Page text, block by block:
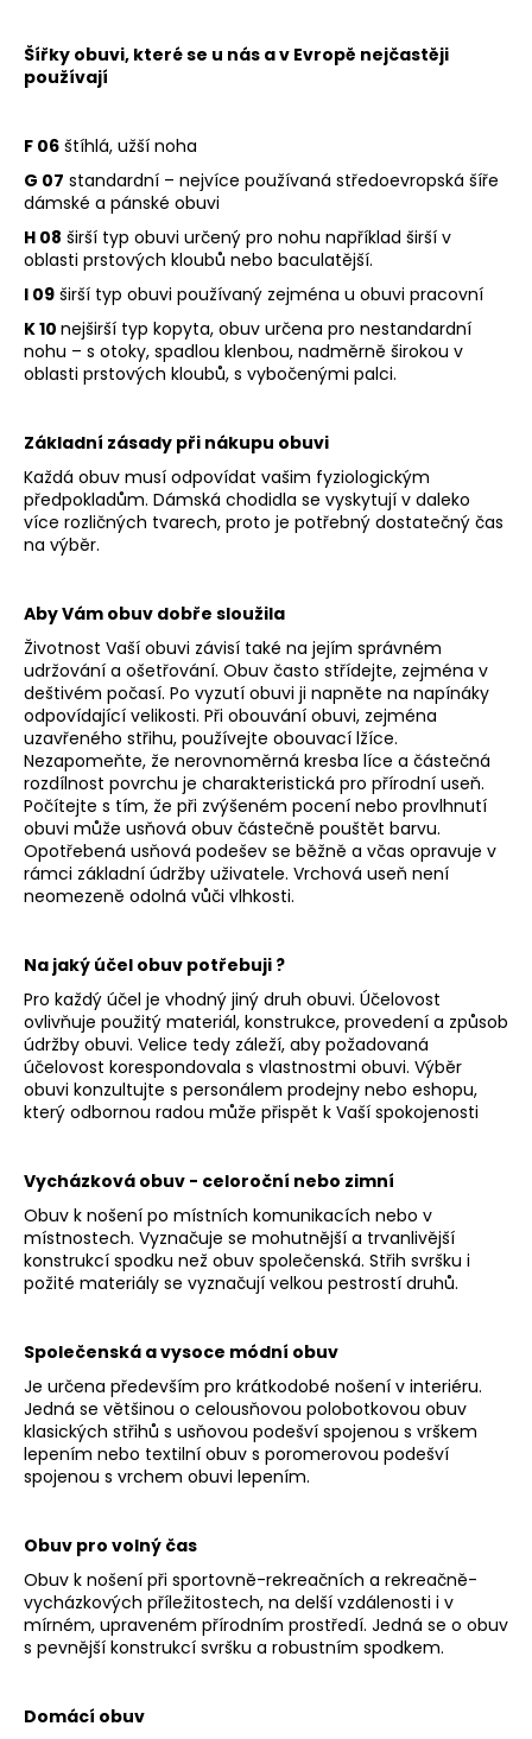
Šířky obuvi, které se u nás a v Evropě nejčastěji
používají
F 06 štíhlá, užší noha
G 07 standardní – nejvíce používaná středoevropská šíře
dámské a pánské obuvi
H 08 širší typ obuvi určený pro nohu například širší v
oblasti prstových kloubů nebo baculatější.
I 09 širší typ obuvi používaný zejména u obuvi pracovní
K 10 nejširší typ kopyta, obuv určena pro nestandardní
nohu – s otoky, spadlou klenbou, nadměrně širokou v
oblasti prstových kloubů, s vybočenými palci.
Základní zásady při nákupu obuvi
Každá obuv musí odpovídat vašim fyziologickým
předpokladům. Dámská chodidla se vyskytují v daleko
více rozličných tvarech, proto je potřebný dostatečný čas
na výběr.
Aby Vám obuv dobře sloužila
Životnost Vaší obuvi závisí také na jejím správném
udržování a ošetřování. Obuv často střídejte, zejména v
deštivém počasí. Po vyzutí obuvi ji napněte na napínáky
odpovídající velikosti. Při obouvání obuvi, zejména
uzavřeného střihu, používejte obouvací lžíce.
Nezapomeňte, že nerovnoměrná kresba líce a částečná
rozdílnost povrchu je charakteristická pro přírodní useň.
Počítejte s tím, že při zvýšeném pocení nebo provlhnutí
obuvi může usňová obuv částečně pouštět barvu.
Opotřebená usňová podešev se běžně a včas opravuje v
rámci základní údržby uživatele. Vrchová useň není
neomezeně odolná vůči vlhkosti.
Na jaký účel obuv potřebuji ?
Pro každý účel je vhodný jiný druh obuvi. Účelovost
ovlivňuje použitý materiál, konstrukce, provedení a způsob
údržby obuvi. Velice tedy záleží, aby požadovaná
účelovost korespondovala s vlastnostmi obuvi. Výběr
obuvi konzultujte s personálem prodejny nebo eshopu,
který odbornou radou může přispět k Vaší spokojenosti
Vycházková obuv - celoroční nebo zimní
Obuv k nošení po místních komunikacích nebo v
místnostech. Vyznačuje se mohutnější a trvanlivější
konstrukcí spodku než obuv společenská. Střih svršku i
požité materiály se vyznačují velkou pestrostí druhů.
Společenská a vysoce módní obuv
Je určena především pro krátkodobé nošení v interiéru.
Jedná se většinou o celousňovou polobotkovou obuv
klasických střihů s usňovou podešví spojenou s vrškem
lepením nebo textilní obuv s poromerovou podešví
spojenou s vrchem obuvi lepením.
Obuv pro volný čas
Obuv k nošení při sportovně-rekreačních a rekreačně-
vycházkových příležitostech, na delší vzdálenosti i v
mírném, upraveném přírodním prostředí. Jedná se o obuv
s pevnější konstrukcí svršku a robustním spodkem.
Domácí obuv
p
o
r
č
u
j
e
m
DÁMSKÉ
SANDÁLY
NA
ŠÍŘE
H
8-
28365-
46-
304
HNĚDÉ
Kč
Původně:
1
699
Kč